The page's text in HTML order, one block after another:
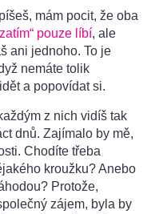
mám pocit, že oba
pouze líbí, ale
ani jednoho. To je
nemáte tolik
a popovídat si.
z nich vidíš tak
dnů. Zajímalo by mě,
Chodíte třeba
kroužku? Anebo
Protože,
zájem, byla by